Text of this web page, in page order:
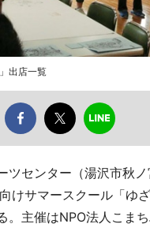
出店一覧
ツセンター（湯沢市秋
けサマースクール「ゆ
。主催はNPO法人こま